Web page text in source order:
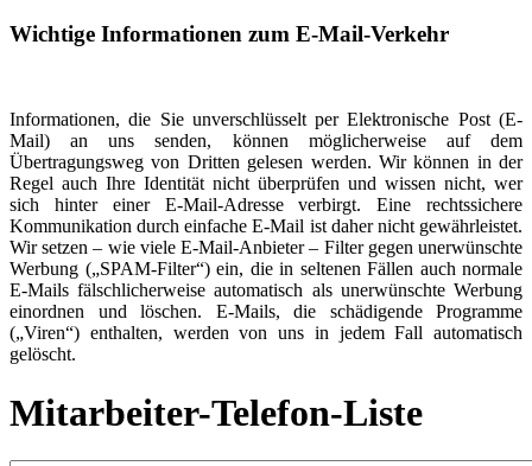
Wichtige Informationen zum E-Mail-Verkehr
Informationen, die Sie unverschlüsselt per Elektronische Post (E-
Mail) an uns senden, können möglicherweise auf dem
Übertragungsweg von Dritten gelesen werden. Wir können in der
Regel auch Ihre Identität nicht überprüfen und wissen nicht, wer
sich hinter einer E-Mail-Adresse verbirgt. Eine rechtssichere
Kommunikation durch einfache E-Mail ist daher nicht gewährleistet.
Wir setzen – wie viele E-Mail-Anbieter – Filter gegen unerwünschte
Werbung („SPAM-Filter“) ein, die in seltenen Fällen auch normale
E-Mails fälschlicherweise automatisch als unerwünschte Werbung
einordnen und löschen. E-Mails, die schädigende Programme
(„Viren“) enthalten, werden von uns in jedem Fall automatisch
gelöscht.
Mitarbeiter-Telefon-Liste